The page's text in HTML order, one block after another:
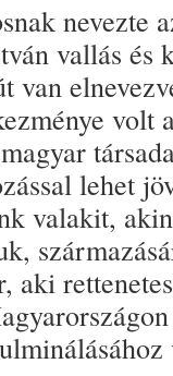
nevezte
vallás és
van
volt
lehet
valakit,
aki